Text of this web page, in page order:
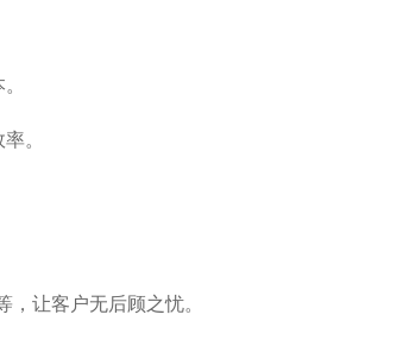
。
让客户无后顾之忧。